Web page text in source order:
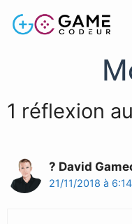
1 réflexion
? David
21/11/2018 à